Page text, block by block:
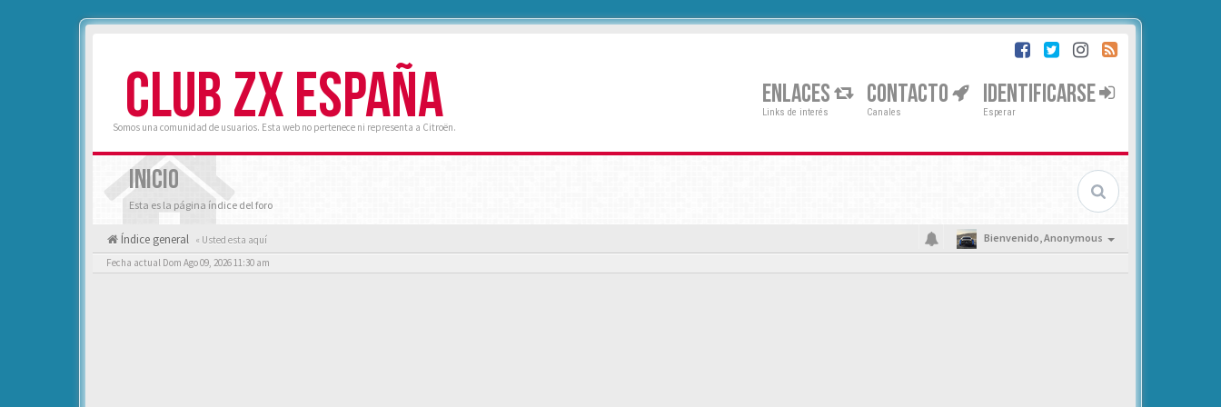
CLUB ZX ESPAÑA
Somos una comunidad de usuarios. Esta web no pertenece ni representa a Citroën.
ENLACES
Links de interés
CONTACTO
Canales
IDENTIFICARSE
Esperar
INICIO
Esta es la página índice del foro
Índice general « Usted esta aquí Bienvenido,Anonymous
Fecha actual Dom Ago 09, 2026 11:30 am